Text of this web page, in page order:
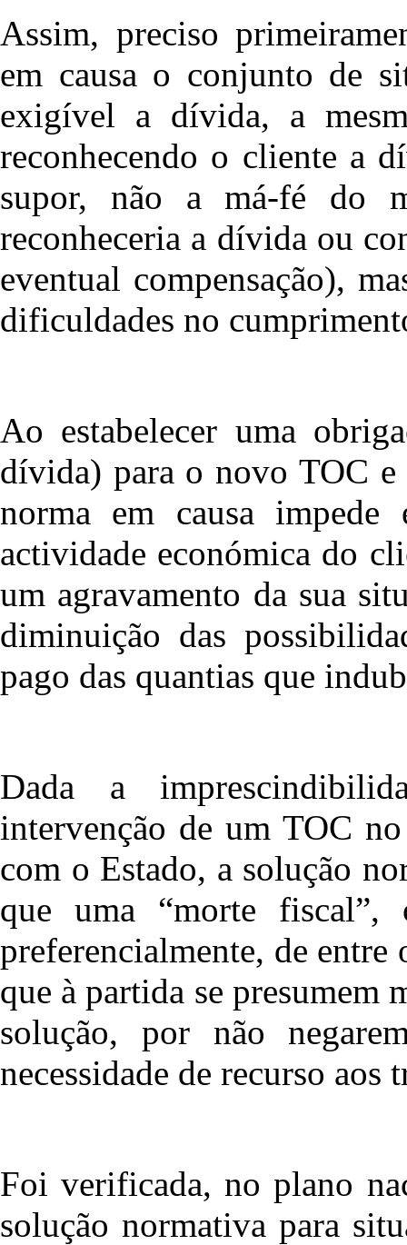
Assim, preciso
em causa o conjunto de
exigível a dívida, a
reconhecendo o cliente a
supor, não a má-fé do
reconheceria a dívida ou
eventual compensação),
dificuldades no
Ao estabelecer uma
dívida) para o novo TOC e
norma em causa impede
actividade económica do
um agravamento da sua
diminuição das
pago das quantias que
Dada a
intervenção de um TOC
com o Estado, a solução
que uma “morte
preferencialmente, de entre
que à partida se presumem
solução, por não
necessidade de recurso aos
Foi verificada, no plano
solução normativa para